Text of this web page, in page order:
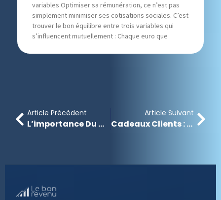
variables Optimiser sa rémunération, ce n’est pas
simplement minimiser ses cotisations sociales. C’est
trouver le bon équilibre entre trois variables qui
s’influencent mutuellement : Chaque euro que
Article Précèdent
L’importance Du Compte Courant D’associé Dans Une Stratégie De Rémunération
Article Suivant
Cadeaux Clients : Ce Qui Est Faisable Et … Ce Qu’il Faut Éviter.